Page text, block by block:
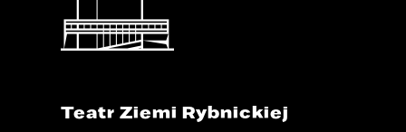
Teatr Ziemi Rybnickiej